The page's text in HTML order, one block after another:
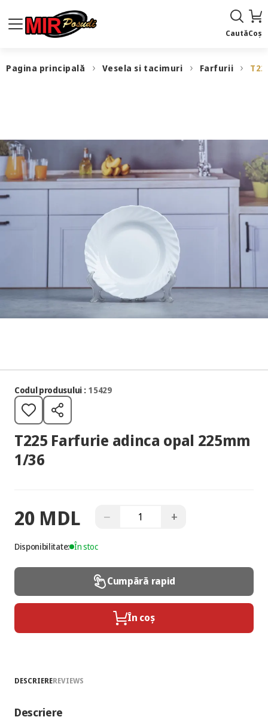
CautăCoș
Pagina principală Vesela si tacimuri Farfurii
Codul produsului : 15429
T225 Farfurie adinca opal 225mm
1/36
20 MDL − +
Disponibilitate: În stoc
Cumpără rapid
În coș
DESCRIEREREVIEWS
Descriere